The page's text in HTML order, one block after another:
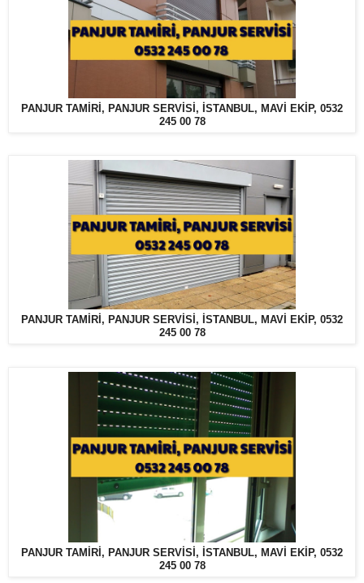
PANJUR TAMİRİ, PANJUR SERVİSİ, İSTANBUL, MAVİ EKİP, 0532
245 00 78
PANJUR TAMİRİ, PANJUR SERVİSİ, İSTANBUL, MAVİ EKİP, 0532
245 00 78
PANJUR TAMİRİ, PANJUR SERVİSİ, İSTANBUL, MAVİ EKİP, 0532
245 00 78